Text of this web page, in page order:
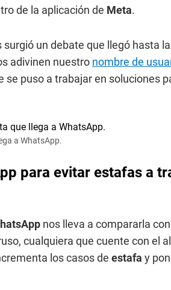
de la aplicación de Meta.
un debate que llegó hasta
adivinen nuestro nombre de
se puso a trabajar en soluciones
a WhatsApp.
para evitar estafas a
nos lleva a compararla
cualquiera que cuente con el
los casos de estafa y